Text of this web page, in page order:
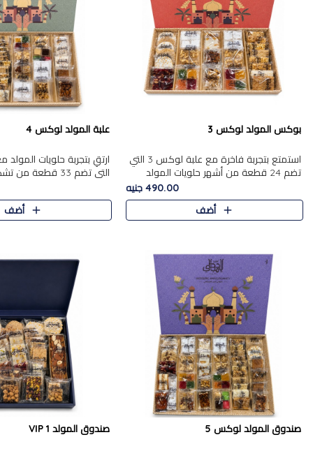
بوكس المولد لوكس 3
استمتع بتجربة فاخرة مع علبة لوكس 3 التي
تضم 24 قطعة من أشهر حلويات المولد
الشرقية المختارة بعناية. تحتوي التشكيلة على
الجزرية بالفول، والملب..
490.00 جنيه
أضف
علبة المولد لوكس 4
التي تضم 33 قطعة
ومتنوعة من أشهر
العلبة على الجزرية بالفول،..
أضف
صندوق المولد لوكس 5 صندوق المولد VIP 1